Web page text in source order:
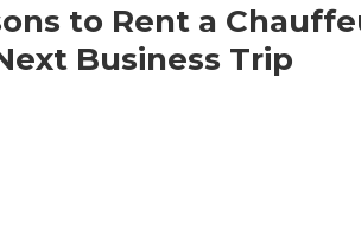
to Rent a
Business Trip